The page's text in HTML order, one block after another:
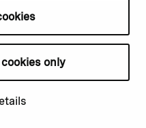
only